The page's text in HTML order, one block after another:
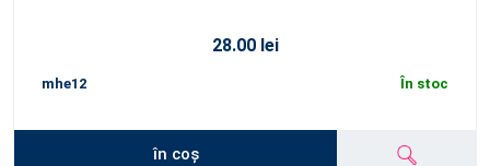
28.00 lei
mhe12 În stoc
în coș